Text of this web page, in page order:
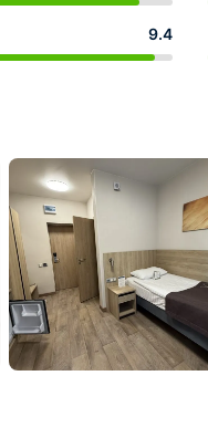
9.4